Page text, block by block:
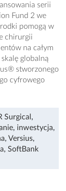
serii
Fund 2 we
pomogą w
chirurgii
na całym
globalną
stworzonego
cyfrowego
Surgical ,
, inwestycja,
, Versius,
, SoftBank